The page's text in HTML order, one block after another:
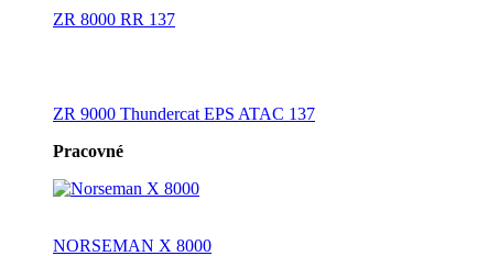
ZR 8000 RR 137
ZR 9000 Thundercat EPS ATAC 137
Pracovné
NORSEMAN X 8000